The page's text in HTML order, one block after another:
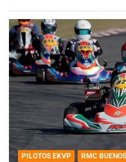
PILOTOS EKVP RMC